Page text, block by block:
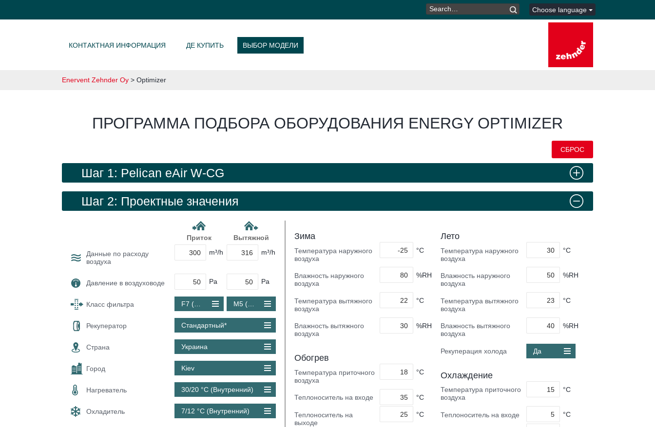
SEARCH
FOR:
Choose language
КОНТАКТНАЯ ИНФОРМАЦИЯ ДЕ КУПИТЬ ВЫБОР МОДЕЛИ
Enervent Zehnder Oy > Optimizer
ПРОГРАММА ПОДБОРА ОБОРУДОВАНИЯ ENERGY OPTIMIZER
СБРОС
Шаг 1: Pelican eAir W-CG
Шаг 2: Проектные значения
Приток Вытяжной
Данные по расходу
воздуха
m³/h m³/h
Давление в воздуховоде Pa Pa
Класс фильтра M5 (Coarse 80 %)
Рекуператор Стандартный*
Страна Украина
Город Kiev
Нагреватель 30/20 °C (Внутренний)
Охладитель 7/12 °C (Внутренний)
Зима
Температура наружного
воздуха
°C
Влажность наружного
воздуха
%RH
Температура вытяжного
воздуха
°C
Влажность вытяжного
воздуха
%RH
Обогрев
Температура приточного
воздуха
°C
Теплоноситель на входе °C
Теплоноситель на
выходе
°C
Лето
Температура наружного
воздуха
°C
Влажность наружного
воздуха
%RH
Температура вытяжного
воздуха
°C
Влажность вытяжного
воздуха
%RH
Рекуперация холода Да
Охлаждение
Температура приточного
воздуха
°C
Теплоноситель на входе °C